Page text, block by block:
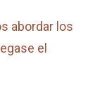
abordar los
el